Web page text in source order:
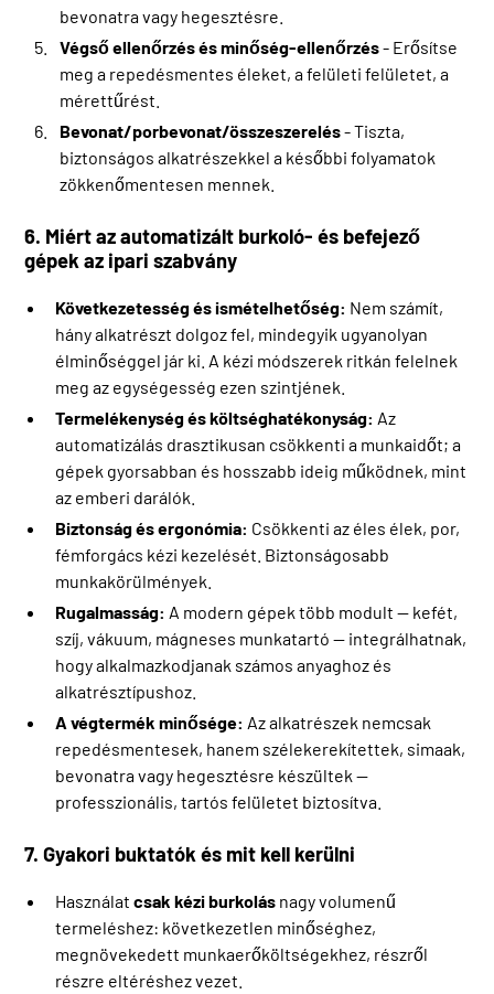
bevonatra vagy hegesztésre.
Végső ellenőrzés és minőség-ellenőrzés- Erősítse
meg a repedésmentes éleket, a felületi felületet, a
mérettűrést.
Bevonat/porbevonat/összeszerelés- Tiszta,
biztonságos alkatrészekkel a későbbi folyamatok
zökkenőmentesen mennek.
6. Miért az automatizált burkoló- és befejező
gépek az ipari szabvány
Következetesség és ismételhetőség: Nem számít,
hány alkatrészt dolgoz fel, mindegyik ugyanolyan
élminőséggel jár ki. A kézi módszerek ritkán felelnek
meg az egységesség ezen szintjének.
Termelékenység és költséghatékonyság: Az
automatizálás drasztikusan csökkenti a munkaidőt; a
gépek gyorsabban és hosszabb ideig működnek, mint
az emberi darálók.
Biztonság és ergonómia: Csökkenti az éles élek, por,
fémforgács kézi kezelését. Biztonságosabb
munkakörülmények.
Rugalmasság: A modern gépek több modult — kefét,
szíj, vákuum, mágneses munkatartó — integrálhatnak,
hogy alkalmazkodjanak számos anyaghoz és
alkatrésztípushoz.
A végtermék minősége: Az alkatrészek nemcsak
repedésmentesek, hanem szélekerekítettek, simaak,
bevonatra vagy hegesztésre készültek —
professzionális, tartós felületet biztosítva.
7. Gyakori buktatók és mit kell kerülni
Használatcsak kézi burkolás nagy volumenű
termeléshez: következetlen minőséghez,
megnövekedett munkaerőköltségekhez, részről
részre eltéréshez vezet.